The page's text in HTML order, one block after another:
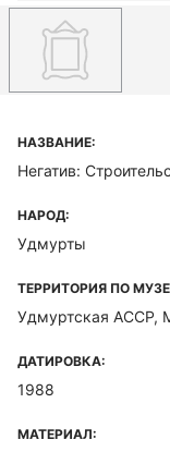
НАЗВАНИЕ:
Негатив:
НАРОД:
Удмурты
ТЕРРИТОРИЯ ПО
Удмуртская ACCP,
ДАТИРОВКА:
1988
МАТЕРИАЛ: